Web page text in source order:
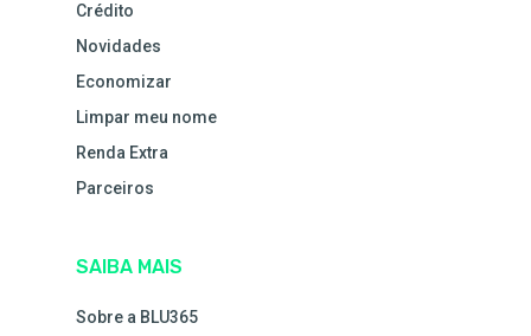
Crédito
Novidades
Economizar
Limpar meu nome
Renda Extra
Parceiros
SAIBA MAIS
Sobre a BLU365